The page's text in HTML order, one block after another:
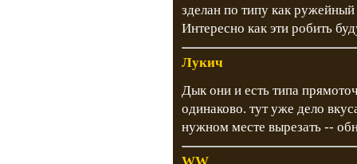
зделан по типу как
Интересно как эти робить
Лукич
Дык они и есть типа
одинаково. тут уже дело
нужном месте вырезать --